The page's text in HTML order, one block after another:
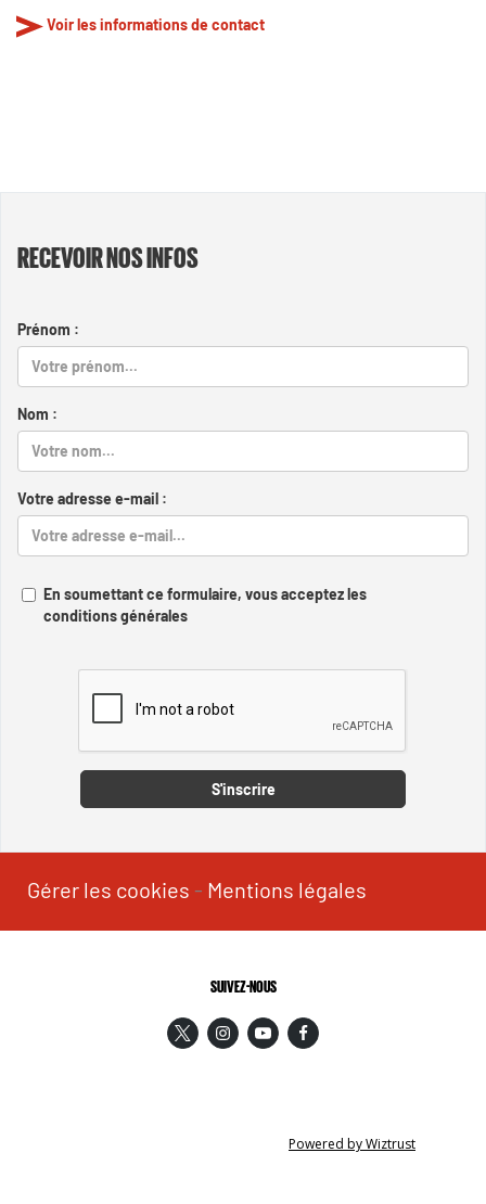
Voir les informations de contact
RECEVOIR NOS INFOS
Prénom :
Nom :
Votre adresse e-mail :
En soumettant ce formulaire, vous acceptez les
conditions générales
S'inscrire
Gérer les cookies - Mentions légales
SUIVEZ-NOUS
Powered by Wiztrust